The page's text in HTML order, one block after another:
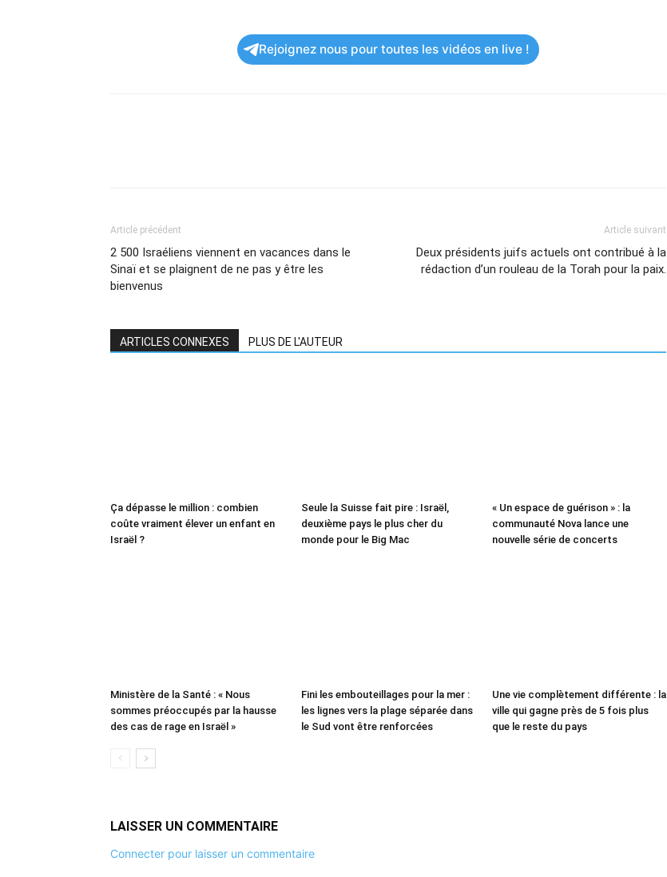
Rejoignez nous pour toutes les vidéos en live !
Article précédent
2 500 Israéliens viennent en vacances dans le
Sinaï et se plaignent de ne pas y être les
bienvenus
Article suivant
Deux présidents juifs actuels ont contribué à la
rédaction d’un rouleau de la Torah pour la paix.
ARTICLES CONNEXES PLUS DE L'AUTEUR
Ça dépasse le million : combien
coûte vraiment élever un enfant en
Israël ?
Seule la Suisse fait pire : Israël,
deuxième pays le plus cher du
monde pour le Big Mac
« Un espace de guérison » : la
communauté Nova lance une
nouvelle série de concerts
Ministère de la Santé : « Nous
sommes préoccupés par la hausse
des cas de rage en Israël »
Fini les embouteillages pour la mer :
les lignes vers la plage séparée dans
le Sud vont être renforcées
Une vie complètement différente : la
ville qui gagne près de 5 fois plus
que le reste du pays
LAISSER UN COMMENTAIRE
Connecter pour laisser un commentaire